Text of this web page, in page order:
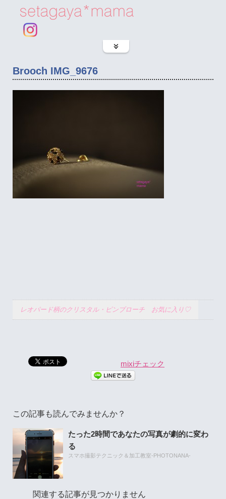
Brooch IMG_9676
レオパード柄のクリスタル・ピンブローチ お気に入り♡
mixiチェック
この記事も読んでみませんか？
たった2時間であなたの写真が劇的に変わ
る
スマホ撮影テクニック＆加工教室-PHOTONANA-
関連する記事が見つかりません